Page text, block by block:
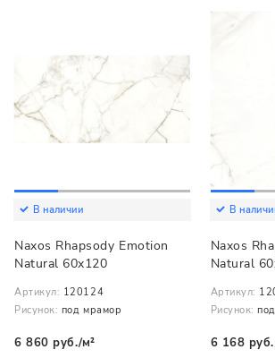
В наличии
Naxos Rhapsody Emotion
Natural 60x120
Артикул: 120124
Рисунок: под мрамор
6 860 руб./м²
В
Naxos
Natural
Артикул:
Рисунок:
6 168